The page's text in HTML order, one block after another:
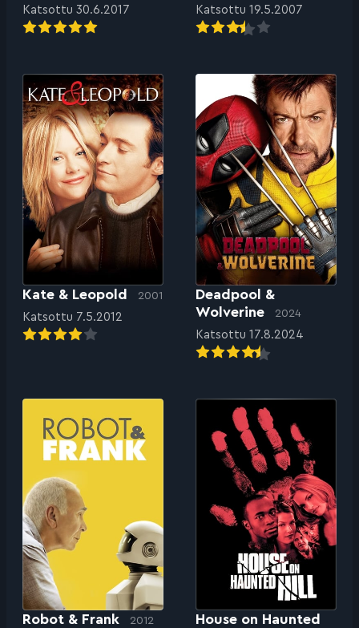
Katsottu 30.6.2017 Katsottu 19.5.2007
Kate & Leopold 2001
Katsottu 7.5.2012
Deadpool &
Wolverine
2024
Katsottu 17.8.2024
Robot & Frank 2012
House on Haunted